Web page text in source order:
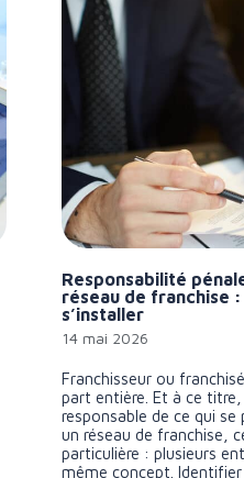
Responsabilité
réseau de franchise
s’installer
14 mai 2026
Franchisseur ou
part entière. Et à ce
responsable de ce qui
un réseau de franchise,
particulière : plusieurs
même concept. Identifier